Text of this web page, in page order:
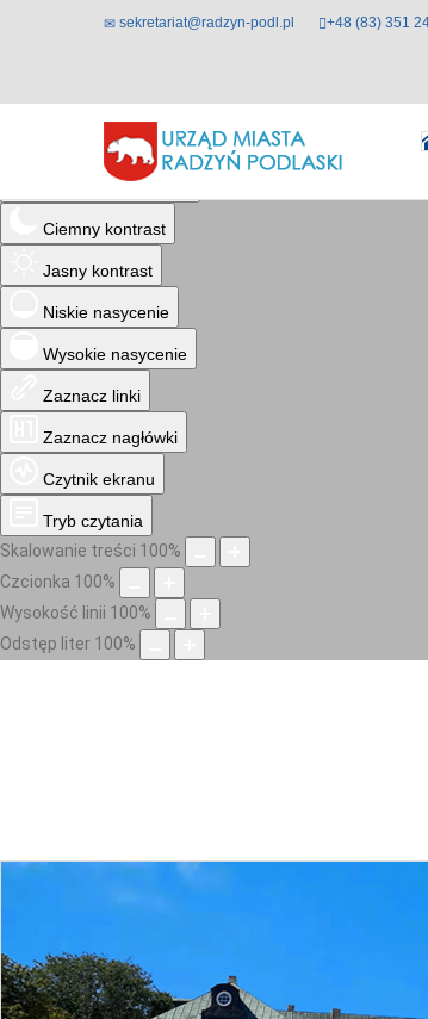
Odwróć kolory
Monochromatyczny
Ciemny kontrast
Jasny kontrast
Niskie nasycenie
Wysokie nasycenie
Zaznacz linki
Zaznacz nagłówki
Czytnik ekranu
Tryb czytania
Skalowanie treści 100%
Czcionka 100%
Wysokość linii 100%
Odstęp liter 100%
sekretariat@radzyn-podl.pl +48 (83) 351